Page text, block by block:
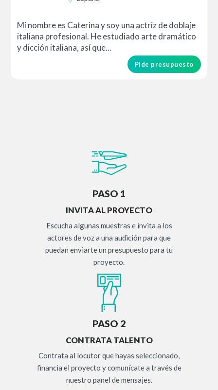
Mi nombre es Caterina y soy una actriz de doblaje
italiana profesional. He estudiado arte dramático
y dicción italiana, así que...
Pide presupuesto
PASO 1
INVITA AL PROYECTO
Escucha algunas muestras e invita a los
actores de voz a una audición para que
puedan enviarte un presupuesto para tu
proyecto.
PASO 2
CONTRATA TALENTO
Contrata al locutor que hayas seleccionado,
financia el proyecto y comunícate a través de
nuestro panel de mensajes.